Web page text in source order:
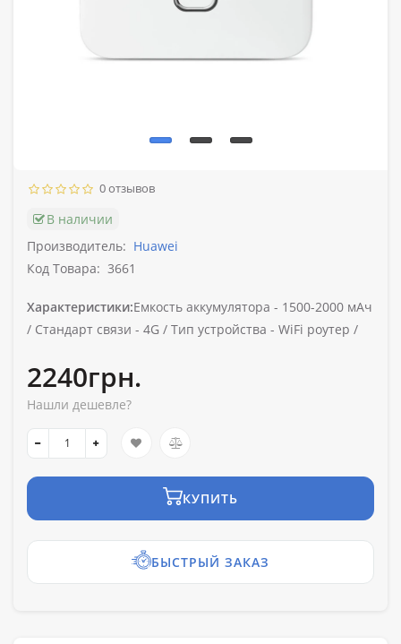
0 отзывов
В наличии
Производитель: Huawei
Код Товара: 3661
Характеристики:Емкость аккумулятора - 1500-2000 мАч
/ Стандарт связи - 4G / Тип устройства - WiFi роутер /
2240грн.
Нашли дешевле?
КУПИТЬ
БЫСТРЫЙ ЗАКАЗ